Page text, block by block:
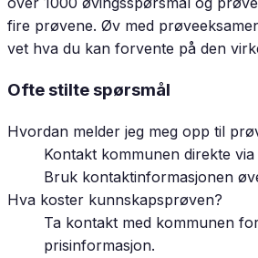
fire prøvene. Øv med
vet hva du kan forvente på den
Ofte stilte spørsmål
Hvordan melder jeg meg opp til
Kontakt kommunen direkte
Bruk kontaktinformasjonen
Hva koster kunnskapsprøven?
Ta kontakt med kommunen
prisinformasjon.